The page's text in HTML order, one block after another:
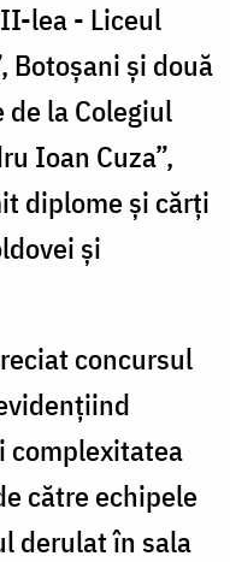
lea - Liceul
Botoșani și două
la Colegiul
Ioan Cuza”,
diplome și cărți
și
concursul
complexitatea
către echipele
derulat în sala